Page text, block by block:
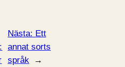
Nästa: Ett
annat sorts
språk
→